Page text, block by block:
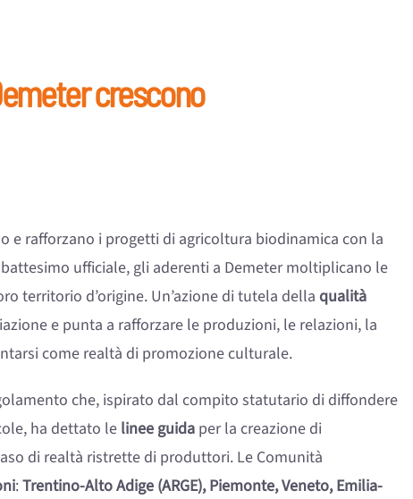
crescono
e rafforzano i progetti di agricoltura biodinamica con la
ufficiale, gli aderenti a Demeter moltiplicano le
territorio d’origine. Un’azione di tutela della qualità
e punta a rafforzare le produzioni, le relazioni, la
come realtà di promozione culturale.
che, ispirato dal compito statutario di diffondere
ha dettato le linee guida per la creazione di
di realtà ristrette di produttori. Le Comunità
:Trentino-Alto Adige (ARGE), Piemonte, Veneto, Emilia-